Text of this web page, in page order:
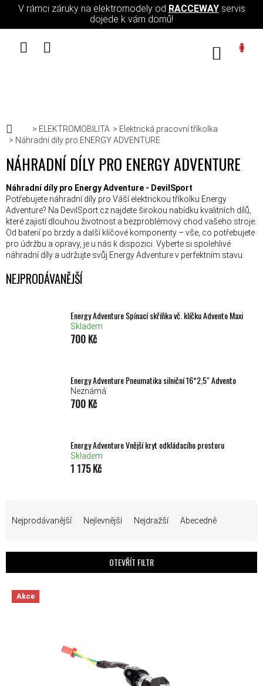
Přejít na obsah
V rámci záruky na elektromodely od RACCEWAYservis
dojede k vám domů!
Domů
ELEKTROMOBILITA
Elektrická pracovní tříkolka
Náhradní díly pro ENERGY ADVENTURE
NÁHRADNÍ DÍLY PRO ENERGY ADVENTURE
Náhradní díly pro Energy Adventure - DevilSport
Potřebujete náhradní díly pro Váší elektrickou tříkolku Energy
Adventure? Na DevilSport.cz najdete širokou nabídku kvalitních dílů,
které zajistí dlouhou životnost a bezproblémový chod vašeho stroje.
Od baterií po brzdy a další klíčové komponenty – vše, co potřebujete
pro údržbu a opravy, je u nás k dispozici. Vyberte si spolehlivé
náhradní díly a udržujte svůj Energy Adventure v perfektním stavu.
NEJPRODÁVANĚJŠÍ
Energy Adventure Spínací skříňka vč. klíčku Advento Maxi
Skladem
700 Kč
Energy Adventure Pneumatika silniční 16*2,5" Advento
Neznámá
700 Kč
Energy Adventure Vnější kryt odkládacího prostoru
Skladem
1 175 Kč
Nejprodávanější Nejlevnější Nejdražší Abecedně
OTEVŘÍT FILTR
VÝPIS PRODUKTŮ
Akce